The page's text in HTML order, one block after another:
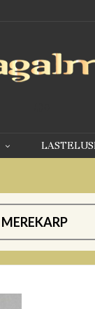
MEREKARP